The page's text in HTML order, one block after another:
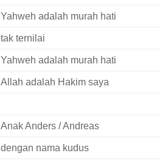
Yahweh adalah murah hati
tak ternilai
Yahweh adalah murah hati
Allah adalah Hakim saya
Anak Anders / Andreas
dengan nama kudus